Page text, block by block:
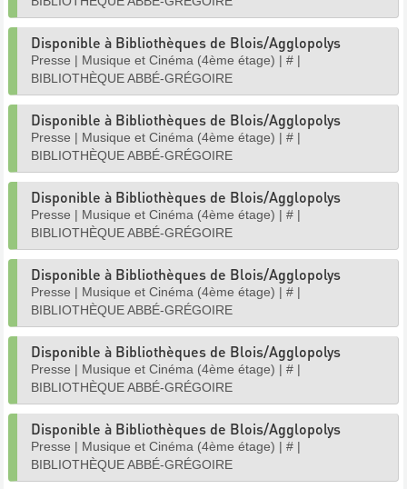
Disponible à Bibliothèques de Blois/Agglopolys
Presse | Musique et Cinéma (4ème étage) | # |
BIBLIOTHÈQUE ABBÉ-GRÉGOIRE
Disponible à Bibliothèques de Blois/Agglopolys
Presse | Musique et Cinéma (4ème étage) | # |
BIBLIOTHÈQUE ABBÉ-GRÉGOIRE
Disponible à Bibliothèques de Blois/Agglopolys
Presse | Musique et Cinéma (4ème étage) | # |
BIBLIOTHÈQUE ABBÉ-GRÉGOIRE
Disponible à Bibliothèques de Blois/Agglopolys
Presse | Musique et Cinéma (4ème étage) | # |
BIBLIOTHÈQUE ABBÉ-GRÉGOIRE
Disponible à Bibliothèques de Blois/Agglopolys
Presse | Musique et Cinéma (4ème étage) | # |
BIBLIOTHÈQUE ABBÉ-GRÉGOIRE
Disponible à Bibliothèques de Blois/Agglopolys
Presse | Musique et Cinéma (4ème étage) | # |
BIBLIOTHÈQUE ABBÉ-GRÉGOIRE